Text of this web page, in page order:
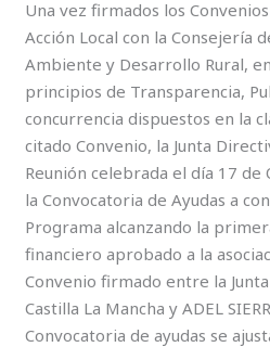
Una vez firmados los
Acción Local con la Consejería
Ambiente y Desarrollo Rural,
principios de Transparencia,
concurrencia dispuestos en la
citado Convenio, la Junta
Reunión celebrada el día 17
la Convocatoria de Ayudas a
Programa alcanzando la
financiero aprobado a la
Convenio firmado entre la
Castilla La Mancha y ADEL
Convocatoria de ayudas se